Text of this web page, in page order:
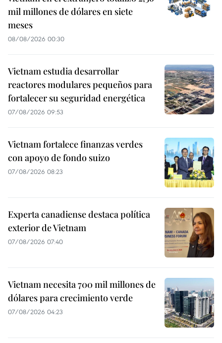
mil millones de dólares en siete
meses
08/08/2026 00:30
Vietnam estudia desarrollar
reactores modulares pequeños para
fortalecer su seguridad energética
07/08/2026 09:53
Vietnam fortalece finanzas verdes
con apoyo de fondo suizo
07/08/2026 08:23
Experta canadiense destaca política
exterior de Vietnam
07/08/2026 07:40
Vietnam necesita 700 mil millones de
dólares para crecimiento verde
07/08/2026 04:23